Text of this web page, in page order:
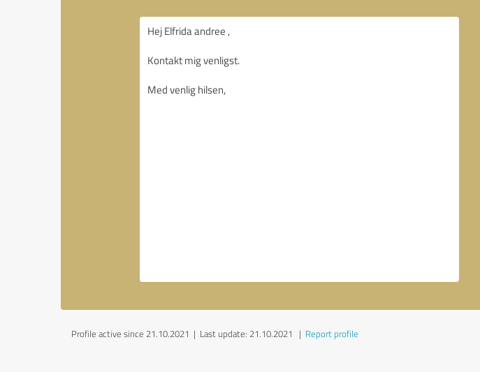
Profile active since 21.10.2021 | Last update: 21.10.2021 | Report profile